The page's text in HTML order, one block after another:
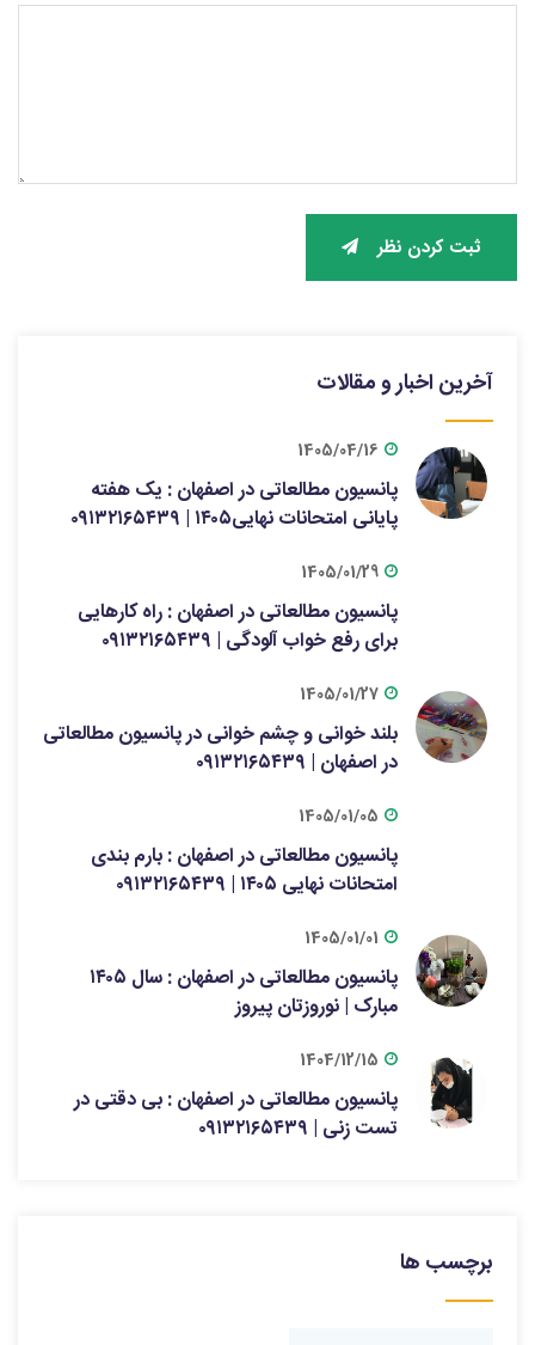
ثبت کردن نظر
آخرین اخبار و مقالات
1405/04/16
پانسیون مطالعاتی در اصفهان : یک هفته
پایانی امتحانات نهایی۱۴۰۵ | ۰۹۱۳۲۱۶۵۴۳۹
1405/01/29
پانسیون مطالعاتی در اصفهان : راه کارهایی
برای رفع خواب آلودگی | ۰۹۱۳۲۱۶۵۴۳۹
1405/01/27
بلند خوانی و چشم خوانی در پانسیون مطالعاتی
در اصفهان | ۰۹۱۳۲۱۶۵۴۳۹
1405/01/05
پانسیون مطالعاتی در اصفهان : بارم بندی
امتحانات نهایی ۱۴۰۵ | ۰۹۱۳۲۱۶۵۴۳۹
1405/01/01
پانسیون مطالعاتی در اصفهان : سال ۱۴۰۵
مبارک | نوروزتان پیروز
1404/12/15
پانسیون مطالعاتی در اصفهان : بی دقتی در
تست زنی | ۰۹۱۳۲۱۶۵۴۳۹
برچسب ها